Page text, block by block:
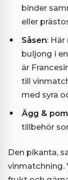
binder
eller
Såsen:
buljong i
är
till
med syra
Ägg &
tillbehör
Den pikanta,
vinmatchning.